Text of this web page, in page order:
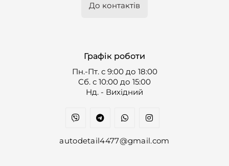
До контактів
Графік роботи
Пн.-Пт. с 9:00 до 18:00
Cб. с 10:00 до 15:00
Нд. - Вихідний
autodetail4477@gmail.com